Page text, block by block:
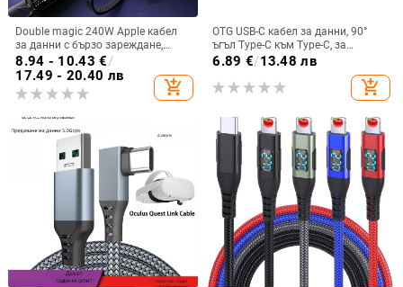
Double magic 240W Apple кабел
за данни с бързо зареждане,
подходящ за iPhone 17 и таблети
8.94 - 10.43 €/
17.49 - 20.40 лв
add_shopping_cart
OTG USB-C кабел за данни, 90°
ъгъл Type-C към Type-C, за
Android телефони и таблети
6.89 €/13.48 лв
add_shopping_cart